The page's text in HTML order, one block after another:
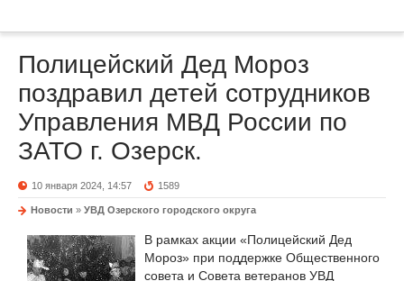
Полицейский Дед Мороз
поздравил детей сотрудников
Управления МВД России по
ЗАТО г. Озерск.
10 января 2024, 14:57 1589
Новости » УВД Озерского городского округа
В рамках акции «Полицейский Дед
Мороз» при поддержке Общественного
совета и Совета ветеранов УВД